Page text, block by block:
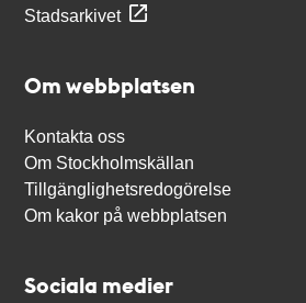
Stadsarkivet
Om webbplatsen
Kontakta oss
Om Stockholmskällan
Tillgänglighetsredogörelse
Om kakor på webbplatsen
Sociala medier